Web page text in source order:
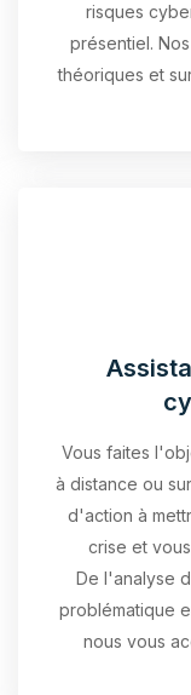
risques
présentiel.
théoriques et
Vous faites
à distance ou
d'action à
crise et
De l'analyse
problématique
nous vous